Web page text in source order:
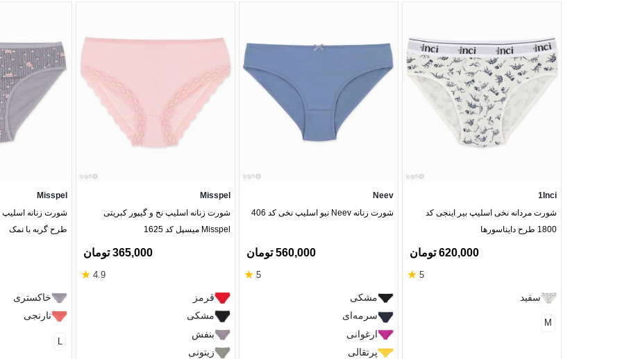
1Inci
شورت مردانه نخی اسلیپ بیر اینجی کد
1800 طرح دایناسورها
620,000 تومان
5
★
سفید
M
Neev
شورت زنانه Neev نیو اسلیپ نخی کد 406
560,000 تومان
5
★
مشکی
سرمه‌ای
ارغوانی
پرتقالی
Misspel
شورت زنانه اسلیپ نخ و گیپور کبریتی
Misspel میسپل کد 1625
365,000 تومان
4.9
★
قرمز
مشکی
بنفش
زیتونی
Misspel
طرح گربه با نمک
خاکستری
نارنجی
L